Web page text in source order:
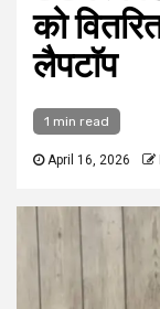
को
लैपटाॅप
1 min read
April 16, 2026